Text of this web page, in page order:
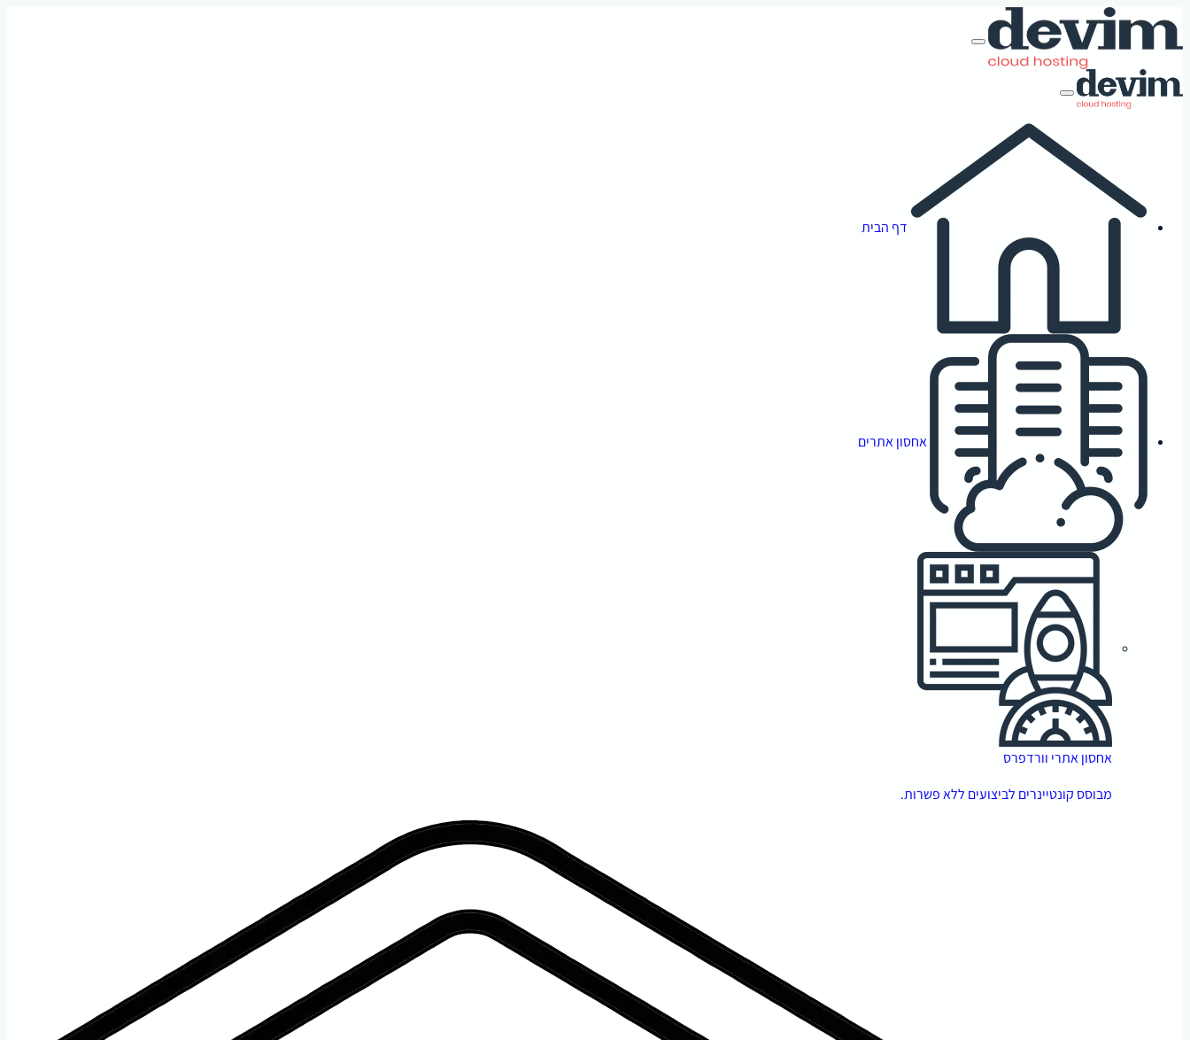
דף הבית
אחסון אתרים
אחסון אתרי וורדפרס
מבוסס קונטיינרים לביצועים ללא פשרות.